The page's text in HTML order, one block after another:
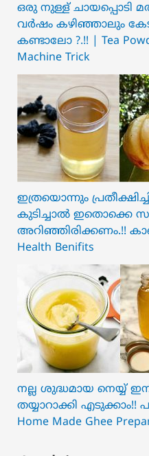
ഒരു നുള്ള് ചായപ്പൊടി
വർഷം കഴിഞ്ഞാലും
കണ്ടാലോ ?.!! | Tea
Machine Trick
ഇത്രയൊന്നും
കുടിച്ചാൽ ഇതൊക്കെ
അറിഞ്ഞിരിക്കണം.!!
Health Benifits
നല്ല ശുദ്ധമായ നെയ്യ്
തയ്യാറാക്കി എടുക്കാം!!
Home Made Ghee